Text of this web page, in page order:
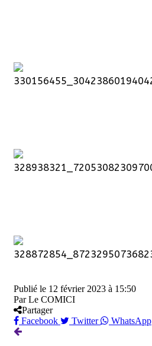
Publié le 12 février 2023 à 15:50
Par Le COMICI
Partager
Facebook
Twitter WhatsApp